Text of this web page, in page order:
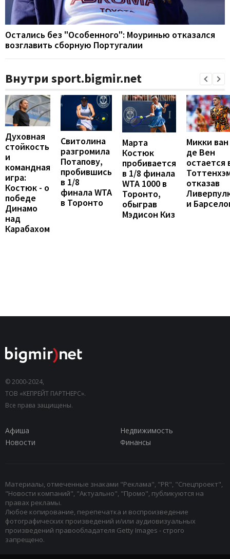
Остались без "Особенного": Моуринью отказался
возглавить сборную Португалии
Внутри sport.bigmir.net
Духовная
стойкость
и
командная
игра:
Костюк - о
победе
Динамо
над
Карабахом
Свитолина
разгромила
Потапову,
пробившись
в 1/8
финала WTA
в Торонто
Марта
Костюк
пробивается
в 1/8 финала
WTA 1000 в
Торонто,
обыграв
Мэдисон Киз
Микки ван
де Вен
остается
отказав
и
© 2000-2024,
ТОВ «КЕПРЕЙТ ПАРТНЕРС».
Все права защищены.
Афиша
Недвижимость
Новости
Финансы
Материалы, отмеченные знаками "Реклама", "PR", "Спецпроект",
"Новости компаний", "Актуально", "Промо", публикуются на
правах рекламы.
Любое копирование, перепечатка и воспроизведение
фотографических произведений и/или аудиовизуальных
произведений правообладателя Getty Images - строго
запрещено.